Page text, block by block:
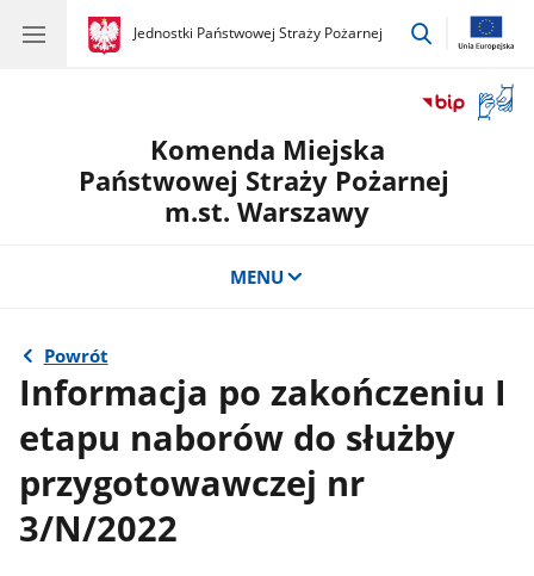
gov.pl
Jednostki Państwowej Straży Pożarnej
gov.pl
Jednostki
przejdź
okno
Komenda Miejska
Państwowej Straży Pożarnej
m.st. Warszawy
MENU
Powrót
Informacja po zakończeniu I
etapu naborów do służby
przygotowawczej nr
3/N/2022